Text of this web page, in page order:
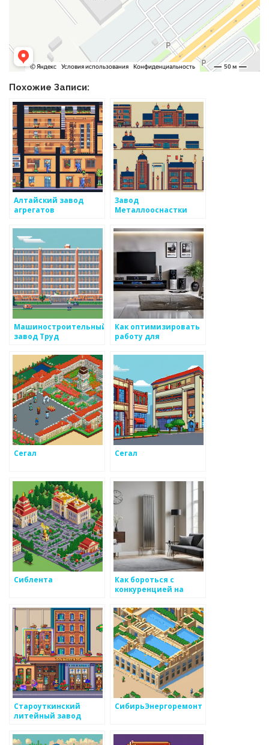
Похожие Записи:
Алтайский завод
агрегатов
Завод
Металлооснастки
Машиностроительный
завод Труд
Как оптимизировать
работу для
с целью сохранения
лояльности
Сегал Сегал
Сиблента
Как бороться с
конкуренцией на
металоизделий
Староуткинский
литейный завод
СибирьЭнергоремонт